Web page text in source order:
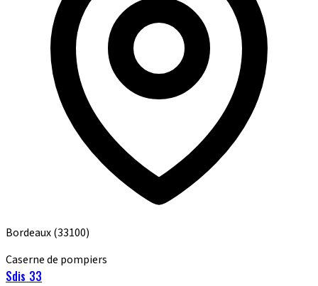
Bordeaux(33100)
Caserne de pompiers
Sdis 33